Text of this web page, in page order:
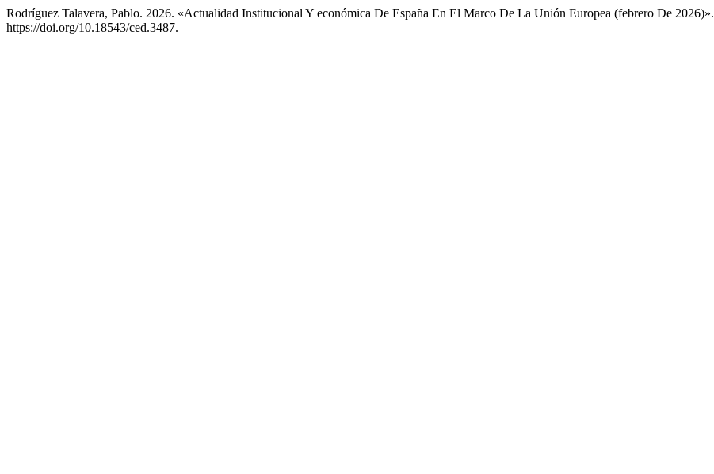
Rodríguez Talavera, Pablo. 2026. «Actualidad Institucional Y económica De España En El Marco De La Unión Europea (febrero De 2026)».
https://doi.org/10.18543/ced.3487.